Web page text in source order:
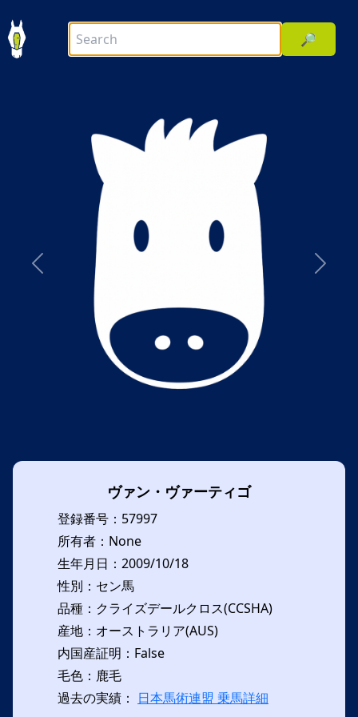
🔎
前へ 次へ
ヴァン・ヴァーティゴ
登録番号：57997
所有者：None
生年月日：2009/10/18
性別：セン馬
品種：クライズデールクロス(CCSHA)
産地：オーストラリア(AUS)
内国産証明：False
毛色：鹿毛
過去の実績： 日本馬術連盟 乗馬詳細